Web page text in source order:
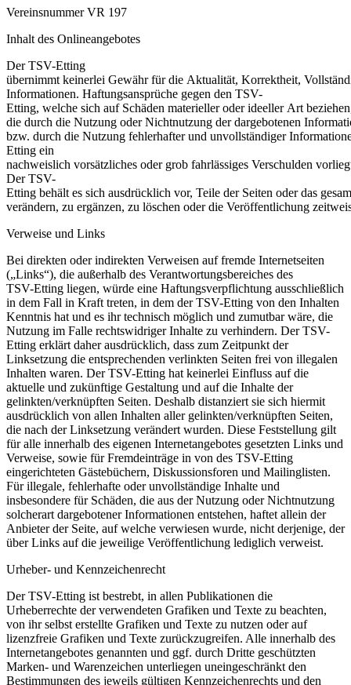
Vereinsnummer VR 197
Inhalt des Onlineangebotes
Der TSV-Etting
übernimmt keinerlei Gewähr fürdie Aktualität, Korrektheit,
Informationen. Haftungsansprüche gegen den TSV-
Etting, welche sich auf Schäden materieller oder ideellerArt beziehen
die durch die Nutzung oder Nichtnutzung der dargebotenen
bzw. durch die Nutzung fehlerhafterund unvollständiger
Etting ein
nachweislich vorsätzliches oder grob fahrlässiges Verschulden
Der TSV-
Etting behält es sich ausdrücklich vor, Teile der Seiten oder das
verändern, zu ergänzen, zu löschen oderdie Veröffentlichung
Verweise und Links
Bei direkten oderindirekten Verweisen auffremde Internetseiten
(„Links“), die außerhalb des Verantwortungsbereiches des
TSV-Etting liegen, würde eine Haftungsverpflichtung ausschließlich
in dem Fall in Kraft treten, in dem der TSV-Etting von den Inhalten
Kenntnis hat und es ihr technisch möglich und zumutbar wäre, die
Nutzung im Falle rechtswidriger Inhalte zu verhindern. Der TSV-
Etting erklärt daher ausdrücklich, dass zum Zeitpunkt der
Linksetzung die entsprechenden verlinkten Seiten frei von illegalen
Inhalten waren. Der TSV-Etting hat keinerlei Einfluss auf die
aktuelle und zukünftige Gestaltung und auf die Inhalte der
gelinkten/verknüpften Seiten. Deshalb distanziert sie sich hiermit
ausdrücklich von allen Inhalten aller gelinkten/verknüpften Seiten,
die nach der Linksetzung verändert wurden. Diese Feststellung gilt
für alle innerhalb des eigenen Internetangebotes gesetzten Links und
Verweise, sowie für Fremdeinträge in von des TSV-Etting
eingerichteten Gästebüchern, Diskussionsforen und Mailinglisten.
Für illegale, fehlerhafte oder unvollständige Inhalte und
insbesondere für Schäden, die aus der Nutzung oder Nichtnutzung
solcherart dargebotener Informationen entstehen, haftet allein der
Anbieter der Seite, auf welche verwiesen wurde, nicht derjenige, der
über Links auf die jeweilige Veröffentlichung lediglich verweist.
Urheber- und Kennzeichenrecht
Der TSV-Etting ist bestrebt, in allen Publikationen die
Urheberrechte der verwendeten Grafiken und Texte zu beachten,
von ihr selbst erstellte Grafiken und Texte zu nutzen oder auf
lizenzfreie Grafiken und Texte zurückzugreifen. Alle innerhalb des
Internetangebotes genannten und ggf. durch Dritte geschützten
Marken- und Warenzeichen unterliegen uneingeschränkt den
Bestimmungen des jeweils gültigen Kennzeichenrechts und den